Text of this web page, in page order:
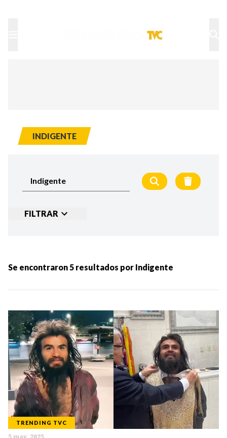
INDIGENTE
FILTRAR
MÁS RECIENTES
MENOS RECIENTES
Periodo:
Se encontraron5 resultados por Indigente
TRENDING TVC